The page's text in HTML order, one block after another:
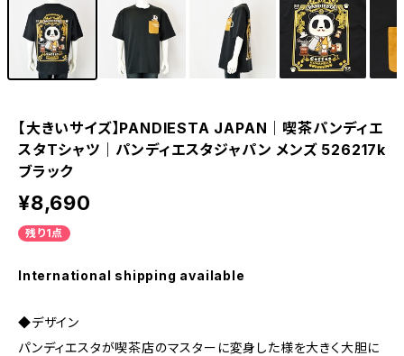
【大きいサイズ】PANDIESTA JAPAN｜喫茶パンディエ
スタTシャツ｜パンディエスタジャパン メンズ 526217k
ブラック
¥8,690
残り1点
International shipping available
◆デザイン
パンディエスタが喫茶店のマスターに変身した様を大きく大胆に